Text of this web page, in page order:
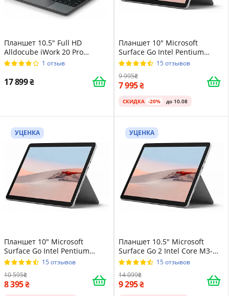
Планшет 10.5" Full HD
Alldocube ‎iWork 20 Pro
8/128Gb 4 ядра Windows 11
1 отзыв
17 899
Планшет 10" Microsoft
Surface Go Intel Pentium
4415Y 8/128GB Windows 10
15 отзывов
9 995
7 995
СКИДКА -20% до 10.08
УЦЕНКА
Планшет 10" Microsoft
Surface Go Intel Pentium
4415Y 8/128GB Windows 10
15 отзывов
10 595
8 395
УЦЕНКА
Планшет 10.5" Microsoft
Surface Go 2 Intel Core M3-
8100Y 8/128GB Windows 10
15 отзывов
14 099
9 295